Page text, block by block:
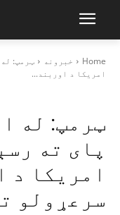
Home خبرونه
ټرمپ:
امریکا د اوربند...
ټرمپ: له
پای ته
امریکا د
سرعړولو